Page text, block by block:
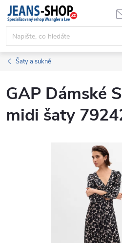
Přejít
obsah
Šaty a sukně
GAP Dámské
midi šaty